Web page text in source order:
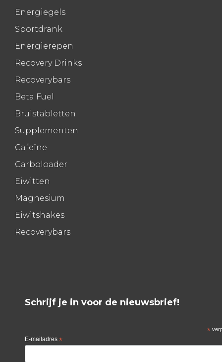
Energiegels
Sportdrank
Energierepen
Recovery Drinks
Recoverybars
Beta Fuel
Bruistabletten
Supplementen
Cafeïne
Carboloader
Eiwitten
Magnesium
Eiwitshakes
Recoverybars
Schrijf je in voor de nieuwsbrief!
*
E-mailadres *